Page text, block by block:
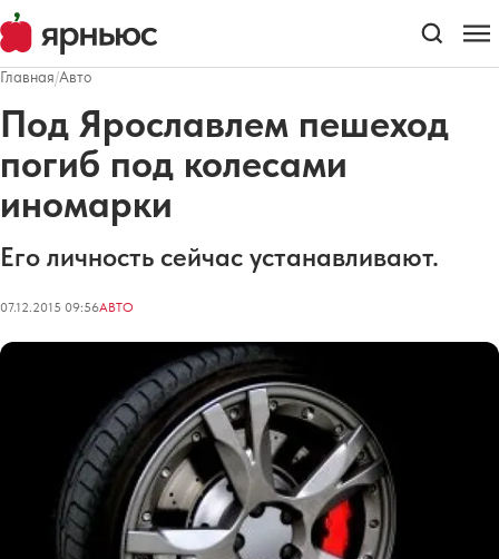
Главная/Авто
Под Ярославлем пешеход
погиб под колесами
иномарки
Его личность сейчас устанавливают.
07.12.2015 09:56АВТО